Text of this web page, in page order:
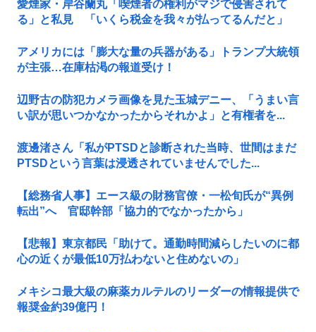
愛煙家・岸谷蘭丸「喫煙者の権利がマジで侵害されて
る」と私見 「いくら税金を我々が払ってるんだと」
アメリカには「膨大な量の兵器がある」トランプ大統領
が主張…在庫枯渇の報道受け！
辺野古の防犯カメラ画像を見た玉城デニー、「うまい言
い訳が思いつかなかったからそれかよ」と有権者を...
渡邊渚さん「私がPTSDと診断された当時、世間はまだ
PTSDという言葉は浸透されていませんでした...
【総務省人事】エース級の財務官僚・一松旬氏が“異例
転出”へ 官邸幹部「協力的でなかったから」
【悲報】東京都民「助けて。通勤時間減らしたいのに都
心の近くが最低10万払わないと住めないの」
メキシコ最大級の麻薬カルテルのリーダーの情報提供で
報奨金約39億円！